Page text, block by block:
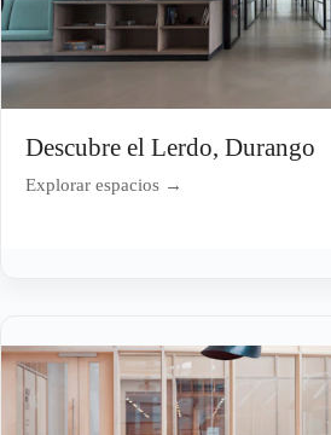
Descubre el Lerdo, Durango
Explorar espacios →